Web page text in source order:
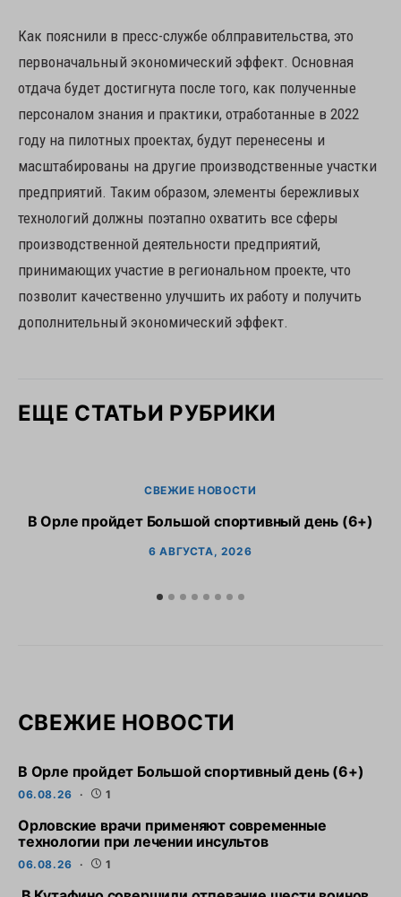
Как пояснили в пресс-службе облправительства, это
первоначальный экономический эффект. Основная
отдача будет достигнута после того, как полученные
персоналом знания и практики, отработанные в 2022
году на пилотных проектах, будут перенесены и
масштабированы на другие производственные участки
предприятий. Таким образом, элементы бережливых
технологий должны поэтапно охватить все сферы
производственной деятельности предприятий,
принимающих участие в региональном проекте, что
позволит качественно улучшить их работу и получить
дополнительный экономический эффект.
ЕЩЕ СТАТЬИ РУБРИКИ
СВЕЖИЕ НОВОСТИ
В Орле пройдет Большой спортивный день (6+)
6 АВГУСТА, 2026
СВЕЖИЕ НОВОСТИ
В Орле пройдет Большой спортивный день (6+)
06.08.26 1
Орловские врачи применяют современные
технологии при лечении инсультов
06.08.26 1